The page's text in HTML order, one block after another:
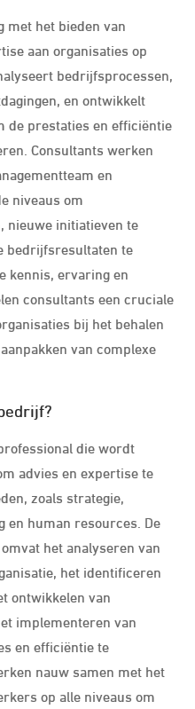
met het bieden van
aan organisaties op
bedrijfsprocessen,
en ontwikkelt
de prestaties en efficiëntie
Consultants werken
en
niveaus om
nieuwe initiatieven te
bedrijfsresultaten te
kennis, ervaring en
consultants een cruciale
bij het behalen
van complexe
die wordt
advies en expertise te
zoals strategie,
en human resources. De
het analyseren van
het identificeren
ontwikkelen van
implementeren van
en efficiëntie te
nauw samen met het
op alle niveaus om